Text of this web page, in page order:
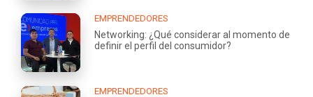
EMPRENDEDORES
Networking: ¿Qué considerar al momento de
definir el perfil del consumidor?
EMPRENDEDORES